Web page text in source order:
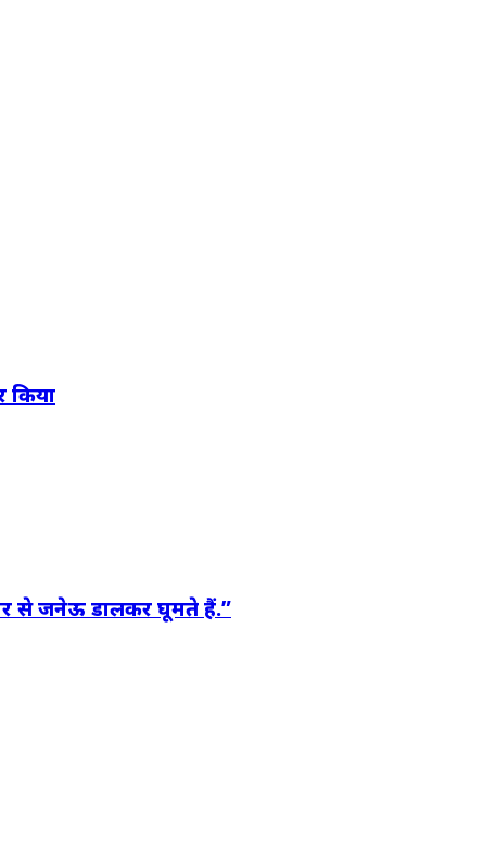
किया
से जनेऊ डालकर घूमते हैं.”